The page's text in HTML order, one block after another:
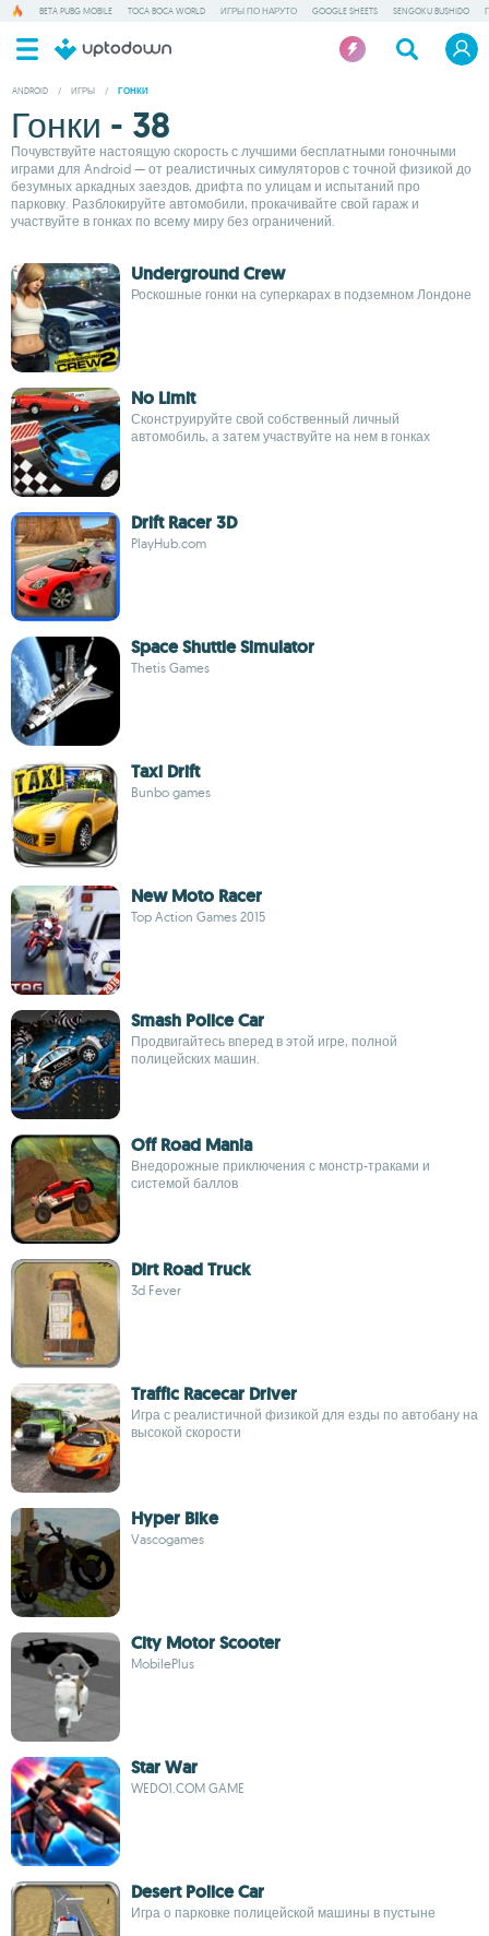
BETA PUBG MOBILE TOCA BOCA WORLD ИГРЫ ПО НАРУТО GOOGLE SHEETS SENGOKU BUSHIDO
ANDROID / ИГРЫ / ГОНКИ
Гонки - 38
Почувствуйте настоящую скорость с лучшими бесплатными гоночными
играми для Android — от реалистичных симуляторов с точной физикой до
безумных аркадных заездов, дрифта по улицам и испытаний про
парковку. Разблокируйте автомобили, прокачивайте свой гараж и
участвуйте в гонках по всему миру без ограничений.
Underground Crew
Роскошные гонки на суперкарах в подземном Лондоне
No Limit
Сконструируйте свой собственный личный
автомобиль, а затем участвуйте на нем в гонках
Drift Racer 3D
PlayHub.com
Space Shuttle Simulator
Thetis Games
Taxi Drift
Bunbo games
New Moto Racer
Top Action Games 2015
Smash Police Car
Продвигайтесь вперед в этой игре, полной
полицейских машин.
Off Road Mania
Внедорожные приключения с монстр-траками и
системой баллов
Dirt Road Truck
3d Fever
Traffic Racecar Driver
Игра с реалистичной физикой для езды по автобану на
высокой скорости
Hyper Bike
Vascogames
City Motor Scooter
MobilePlus
Star War
WEDO1.COM GAME
Desert Police Car
Игра о парковке полицейской машины в пустыне